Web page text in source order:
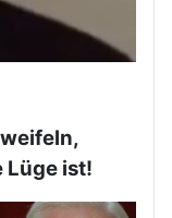
Lüge ist!